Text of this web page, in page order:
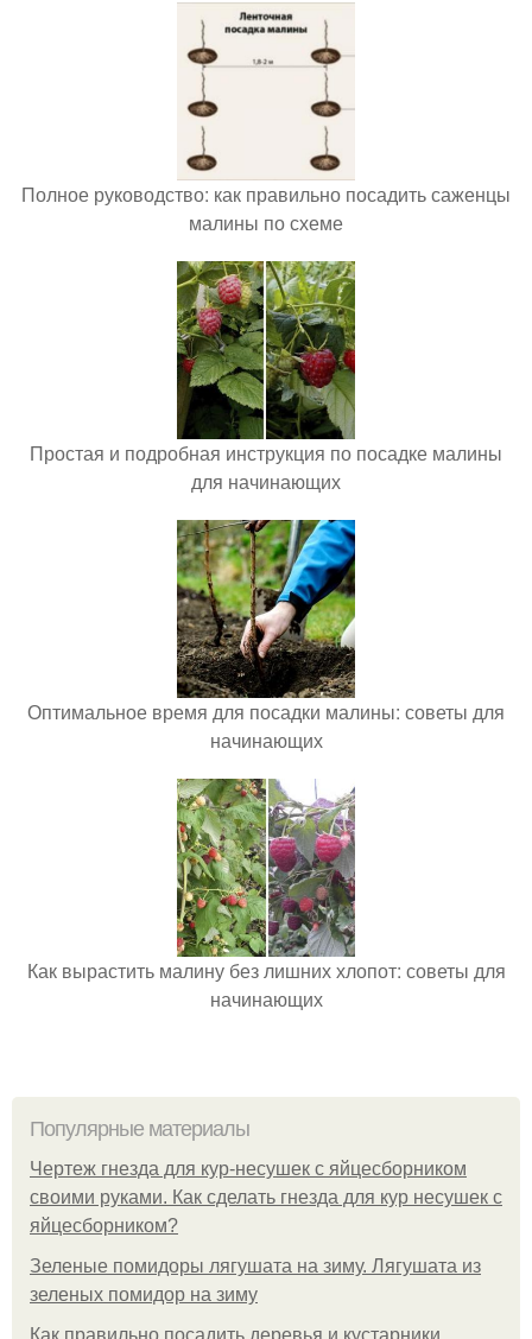
Полное руководство: как правильно посадить саженцы
малины по схеме
Простая и подробная инструкция по посадке малины
для начинающих
Оптимальное время для посадки малины: советы для
начинающих
Как вырастить малину без лишних хлопот: советы для
начинающих
Популярные материалы
Чертеж гнезда для кур-несушек с яйцесборником
своими руками. Как сделать гнезда для кур несушек с
яйцесборником?
Зеленые помидоры лягушата на зиму. Лягушата из
зеленых помидор на зиму
Как правильно посадить деревья и кустарники